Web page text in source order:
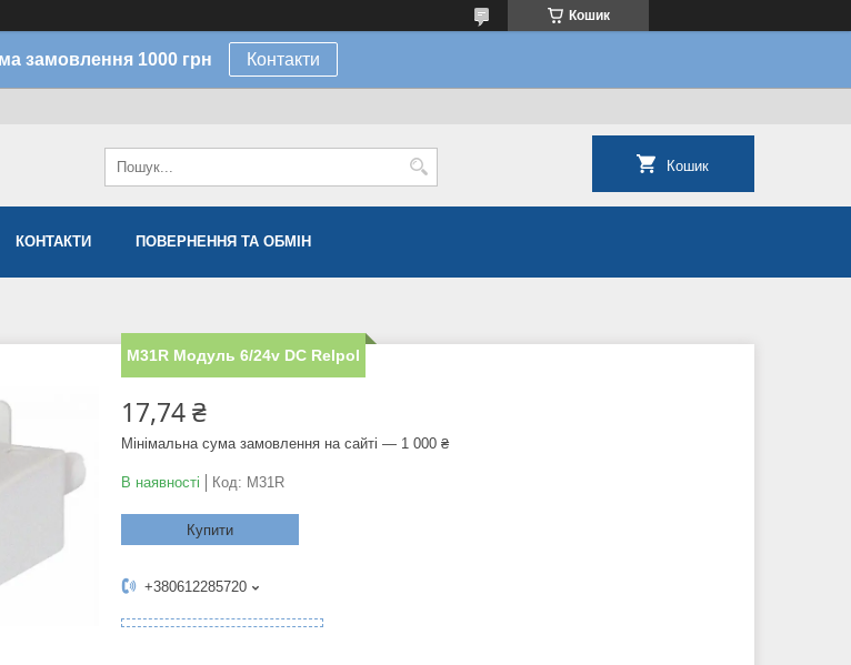
Кошик
замовлення 1000 грн Контакти
Кошик
КОНТАКТИ ПОВЕРНЕННЯ ТА ОБМІН
M31R Модуль 6/24v DC Relpol
17,74 ₴
Мінімальна сума замовлення на сайті — 1 000 ₴
В наявності Код: M31R
Купити
+380612285720